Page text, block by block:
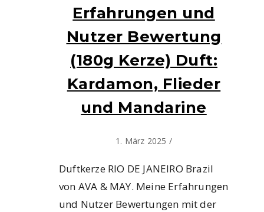
Erfahrungen und
Nutzer Bewertung
(180g Kerze) Duft:
Kardamon, Flieder
und Mandarine
1. März 2025 /
Duftkerze RIO DE JANEIRO Brazil
von AVA & MAY. Meine Erfahrungen
und Nutzer Bewertungen mit der